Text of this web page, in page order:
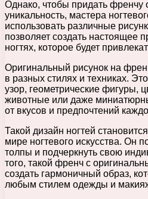
Однако, чтобы придать френчу
уникальность, мастера
использовать различные
позволяет создать настоящее
ногтях, которое будет
Оригинальный рисунок на
в разных стилях и техниках.
узор, геометрические фигуры,
животные или даже
от вкусов и предпочтений
Такой дизайн ногтей
мире ногтевого искусства. Он
толпы и подчеркнуть свою
того, такой френч с
создать гармоничный образ,
любым стилем одежды и